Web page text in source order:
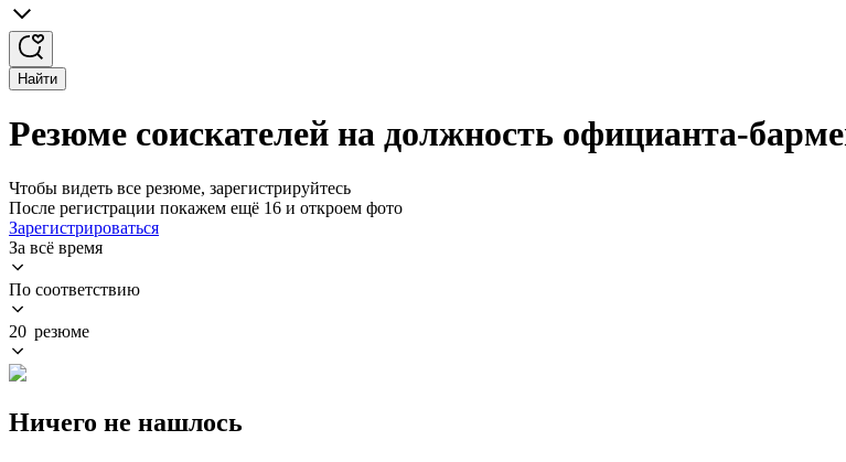
Найти
Резюме соискателей на должность официанта-
Чтобы видеть все резюме, зарегистрируйтесь
После регистрации покажем ещё 16 и откроем фото
Зарегистрироваться
За всё время
По соответствию
20 резюме
Ничего не нашлось